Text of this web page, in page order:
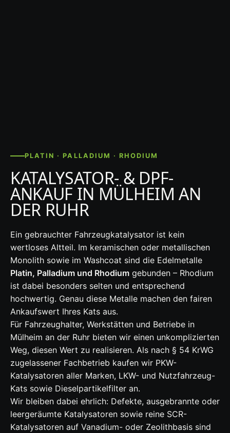
PLATIN · PALLADIUM · RHODIUM
KATALYSATOR- & DPF-
ANKAUF IN MÜLHEIM AN
DER RUHR
Ein gebrauchter Fahrzeugkatalysator ist kein
wertloses Altteil. Im keramischen oder metallischen
Monolith sowie im Washcoat sind die Edelmetalle
Platin, Palladium und Rhodium gebunden – Rhodium
ist dabei besonders selten und entsprechend
hochwertig. Genau diese Metalle machen den fairen
Ankaufswert Ihres Kats aus.
Für Fahrzeughalter, Werkstätten und Betriebe in
Mülheim an der Ruhr bieten wir einen unkomplizierten
Weg, diesen Wert zu realisieren. Als nach § 54 KrWG
zugelassener Fachbetrieb kaufen wir PKW-
Katalysatoren aller Marken, LKW- und Nutzfahrzeug-
Kats sowie Dieselpartikelfilter an.
Wir bleiben dabei ehrlich: Defekte, ausgebrannte oder
leergeräumte Katalysatoren sowie reine SCR-
Katalysatoren auf Vanadium- oder Zeolithbasis sind